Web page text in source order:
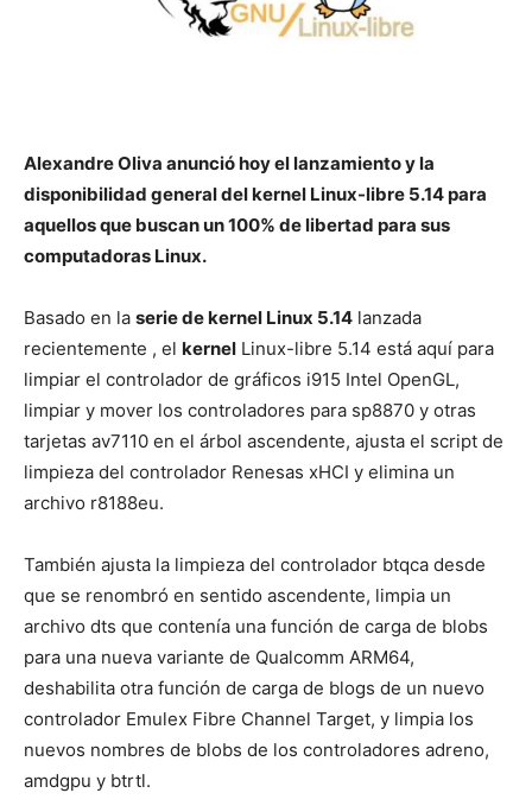
Alexandre Oliva anunció hoy el lanzamiento y la
disponibilidad general del kernel Linux-libre 5.14 para
aquellos que buscan un 100% de libertad para sus
computadoras Linux.
Basado en la serie de kernel Linux 5.14 lanzada
recientemente , el kernel Linux-libre 5.14 está aquí para
limpiar el controlador de gráficos i915 Intel OpenGL,
limpiar y mover los controladores para sp8870 y otras
tarjetas av7110 en el árbol ascendente, ajusta el script de
limpieza del controlador Renesas xHCI y elimina un
archivo r8188eu.
También ajusta la limpieza del controlador btqca desde
que se renombró en sentido ascendente, limpia un
archivo dts que contenía una función de carga de blobs
para una nueva variante de Qualcomm ARM64,
deshabilita otra función de carga de blogs de un nuevo
controlador Emulex Fibre Channel Target, y limpia los
nuevos nombres de blobs de los controladores adreno,
amdgpu y btrtl.